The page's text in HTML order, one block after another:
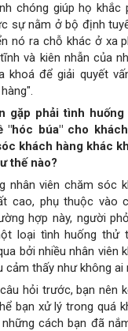
chóng giúp họ khắc
sự nằm ở bộ định
nó ra chỗ khác ở xa
và kiên nhẫn của
khoá để giải quyết
gặp phải tình
"hóc búa" cho
khách hàng khác
thế nào?
nhân viên chăm sóc
cao, phụ thuộc vào
hợp này, người
loại tình huống thử
bởi nhiều nhân viên
cảm thấy như không ai
hỏi trước, bạn nên
bạn xử lý trong quá
cách bạn đã